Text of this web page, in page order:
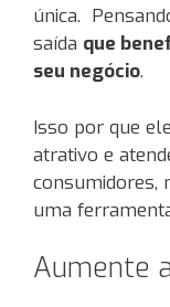
única.
saída que
seu negócio.
Isso por que
atrativo e
consumidores,
uma
Aumente